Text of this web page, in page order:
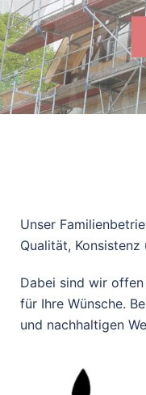
Unser
Qualität,
Dabei sind wir
für Ihre Wünsche.
und nachhaltigen